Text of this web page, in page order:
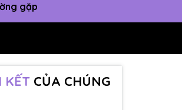
gặp
KẾTCỦA CHÚNG